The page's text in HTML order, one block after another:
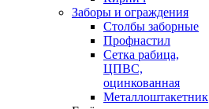
Заборы и ограждения
Столбы заборные
Профнастил
Сетка рабица,
ЦПВС,
оцинкованная
Металлоштакетник